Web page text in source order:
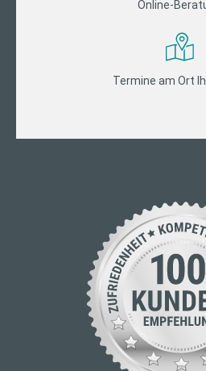
Online-
Termine am Ort